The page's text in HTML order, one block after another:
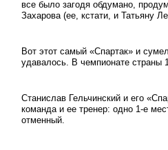
все было загодя обдумано,
Захарова (ее, кстати, и Татьяну
Вот этот самый «Спартак» и
удавалось. В чемпионате страны
Станислав Гельчинский и его
команда и ее тренер: одно 1-е
отменный.